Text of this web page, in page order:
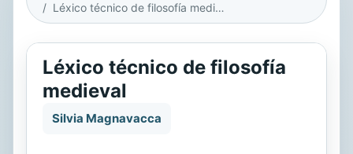
Léxico técnico de filosofía medieval
Léxico técnico de filosofía
medieval
Silvia Magnavacca